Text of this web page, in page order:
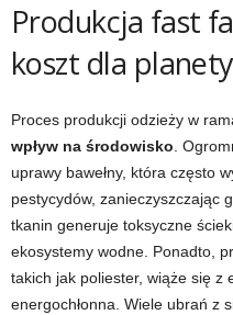
Produkcja fast
koszt dla planety
Proces produkcji odzieży w
wpływ na środowisko .
uprawy bawełny, która często
pestycydów, zanieczyszczając
tkanin generuje toksyczne
ekosystemy wodne. Ponadto,
takich jak poliester, wiąże się z
energochłonna. Wiele ubrań z